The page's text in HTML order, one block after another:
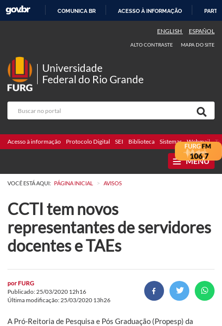
COMUNICA BR ACESSO À INFORMAÇÃO
ENGLISH ESPAÑOL
ALTO CONTRASTE MAPA DO SITE
Universidade
Federal do Rio Grande
Acesso à informação Protocolo Digital SEI Biblioteca Sistemas Webmail
MENU
VOCÊ ESTÁ AQUI: PÁGINA INICIAL > AVISOS
CCTI tem novos
representantes de servidores
docentes e TAEs
por FURG
Publicado: 25/03/2020 12h16
Última modificação: 25/03/2020 13h26
A Pró-Reitoria de Pesquisa e Pós Graduação (Propesp) da